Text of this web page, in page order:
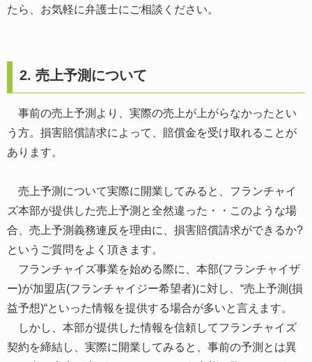
たら、お気軽に弁護士にご相談ください。
2. 売上予測について
事前の売上予測より、実際の売上が上がらなかったとい
う方。損害賠償請求によって、賠償金を受け取れることが
あります。
売上予測について実際に開業してみると、フランチャイ
ズ本部が提供した売上予測と全然違った・・このような場
合、売上予測義務連反を理由に、損害賠償請求ができるか?
というご質問をよく頂きます。
フランチャイズ事業を始める際に、本部(フランチャイザ
ー)が加盟店(フランチャイジー希望者)に対し、“売上予測(損
益予想)“といった情報を提供する場合が多いと言えます。
しかし、本部が提供した情報を信頼してフランチャイズ
契約を締結し、実際に開業してみると、事前の予測とは異